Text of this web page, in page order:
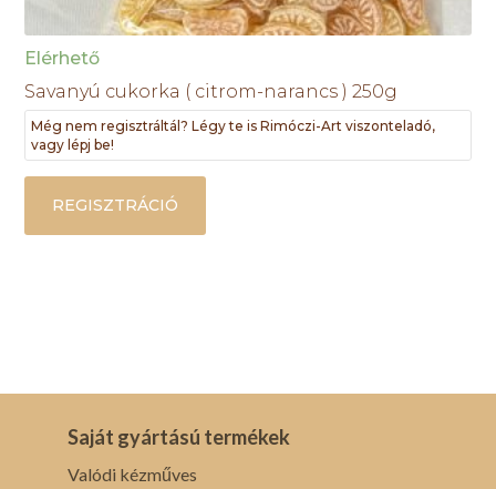
Elérhető
Savanyú cukorka ( citrom-narancs ) 250g
Még nem regisztráltál? Légy te is Rimóczi-Art viszonteladó,
vagy lépj be!
REGISZTRÁCIÓ
Saját gyártású termékek
Valódi kézműves